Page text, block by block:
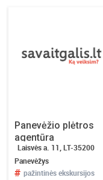
Panevėžio plėtros
agentūra
Laisvės a. 11, LT-35200
Panevėžys
# pažintinės ekskursijos